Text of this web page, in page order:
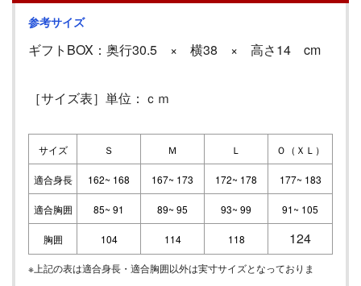
参考サイズ
ギフトBOX：奥行30.5 × 横38 × 高さ14 cm
［サイズ表］単位：ｃｍ
サイズ Ｓ Ｍ Ｌ Ｏ（ＸＬ）
適合身長 162~ 168 167~ 173 172~ 178 177~ 183
適合胸囲 85~ 91 89~ 95 93~ 99 91~ 105
胸囲 104 114 118 124
※上記の表は適合身長・適合胸囲以外は実寸サイズとなっておりま